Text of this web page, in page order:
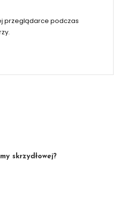
przeglądarce podczas
skrzydłowej?